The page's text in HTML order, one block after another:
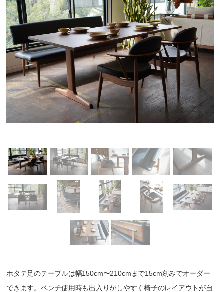
ホタテ足のテーブルは幅150cm〜210cmまで15cm刻みでオーダー
できます。ベンチ使用時も出入りがしやすく椅子のレイアウトが自